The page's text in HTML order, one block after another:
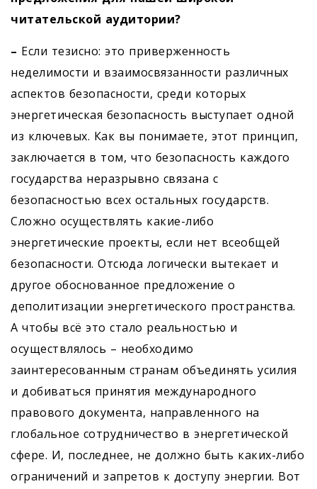
читательской аудитории?
– Если тезисно: это приверженность
неделимости и взаимосвязанности различных
аспектов безопасности, среди которых
энергетическая безопасность выступает одной
из ключевых. Как вы понимаете, этот принцип,
заключается в том, что безопасность каждого
государства неразрывно связана с
безопасностью всех остальных государств.
Сложно осуществлять какие-либо
энергетические проекты, если нет всеобщей
безопасности. Отсюда логически вытекает и
другое обоснованное предложение о
деполитизации энергетического пространства.
А чтобы всё это стало реальностью и
осуществлялось – необходимо
заинтересованным странам объединять усилия
и добиваться принятия международного
правового документа, направленного на
глобальное сотрудничество в энергетической
сфере. И, последнее, не должно быть каких-либо
ограничений и запретов к доступу энергии. Вот